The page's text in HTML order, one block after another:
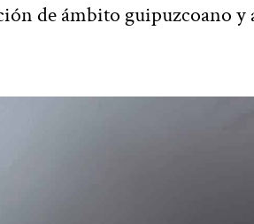
de ámbito guipuzcoano y